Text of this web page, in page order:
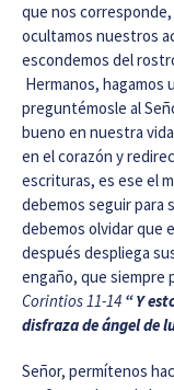
que nos
ocultamos nuestros
escondemos del
Hermanos, hagamos
preguntémosle al
bueno en nuestra
en el corazón y
escrituras, es ese el
debemos seguir para
debemos olvidar que
después despliega
engaño, que siempre
Corintios 11-14 “Y
disfraza de ángel de
Señor, permítenos